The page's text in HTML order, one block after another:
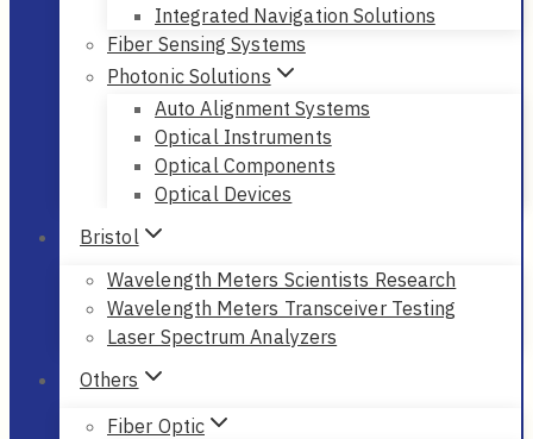
Integrated Navigation Solutions
Fiber Sensing Systems
Photonic Solutions
Auto Alignment Systems
Optical Instruments
Optical Components
Optical Devices
Bristol
Wavelength Meters Scientists Research
Wavelength Meters Transceiver Testing
Laser Spectrum Analyzers
Others
Fiber Optic